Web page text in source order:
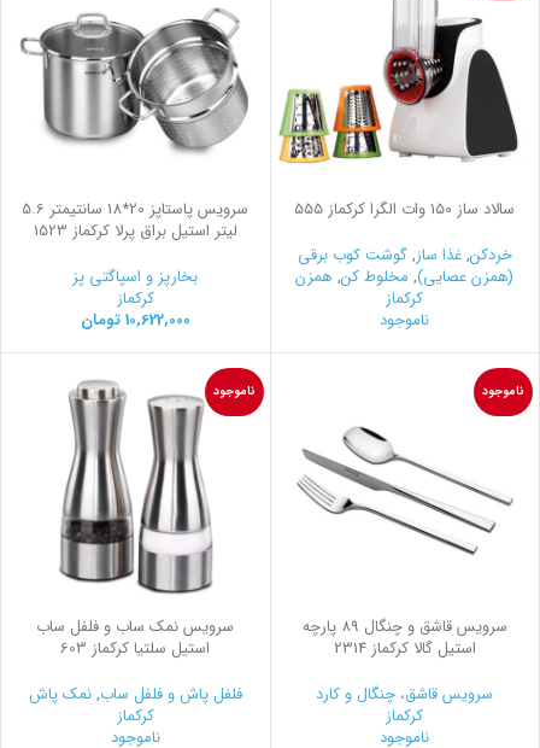
سالاد ساز 150 وات الگرا کرکماز 555
خردکن,غذا ساز,گوشت کوب برقی
(همزن عصایی), مخلوط کن, همزن
کرکماز
ناموجود
سرویس پاستاپز 20*18 سانتیمتر 5.6
لیتر استیل براق پرلا کرکماز 1523
بخارپز و اسپاگتی پز
کرکماز
10,622,000 تومان
ناموجود
سرویس قاشق و چنگال 89 پارچه
استیل گالا کرکماز 2314
سرویس قاشق، چنگال و کارد
کرکماز
ناموجود
ناموجود
سرویس نمک ساب و فلفل ساب
استیل سلتیا کرکماز 603
فلفل پاش و فلفل ساب,نمک پاش
کرکماز
ناموجود